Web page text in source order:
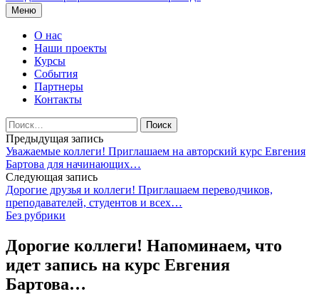
Перейти
к
содержимому
Меню
О нас
Наши проекты
Курсы
События
Партнеры
Контакты
Найти:
Навигация
по
записям
Предыдущая запись
Уважаемые коллеги! Приглашаем на авторский курс Евгения
Бартова для начинающих…
Следующая запись
Дорогие друзья и коллеги! Приглашаем переводчиков,
преподавателей, студентов и всех…
Без рубрики
Дорогие коллеги! Напоминаем, что
идет запись на курс Евгения
Бартова…